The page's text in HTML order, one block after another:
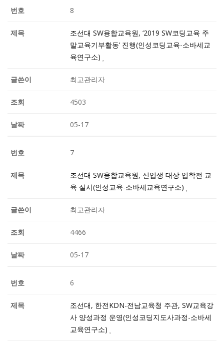
8
조선대 SW융합교육원, ‘2019 SW코딩교육 주
말교육기부활동’ 진행(인성코딩교육-소바세교
육연구소)
최고관리자
4503
05-17
7
조선대 SW융합교육원, 신입생 대상 입학전 교
육 실시(인성교육-소바세교육연구소)
최고관리자
4466
05-17
6
조선대, 한전KDN-전남교육청 주관, SW교육강
사 양성과정 운영(인성코딩지도사과정-소바세
교육연구소)